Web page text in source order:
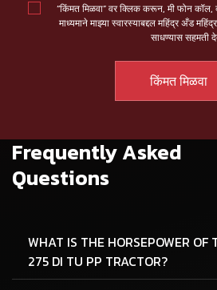
“किंमत मिळवा” वर क्लिक करून, मी फोन कॉल,
माध्यमाने माझ्या स्वारस्याबद्दल महिंद्र अँड
साधण्यास सहमती
Frequently Asked
Questions
WHAT IS THE HORSEPOWER OF
275 DI TU PP TRACTOR?